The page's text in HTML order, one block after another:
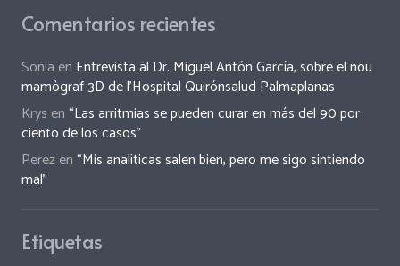
Comentarios recientes
Sonia en Entrevista al Dr. Miguel Antón García, sobre el nou
mamògraf 3D de l’Hospital Quirónsalud Palmaplanas
Krys en“Las arritmias se pueden curar en más del 90 por
ciento de los casos”
Perézen“Mis analíticas salen bien, pero me sigo sintiendo
mal”
Etiquetas